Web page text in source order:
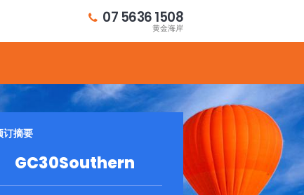
07 5636 1508
黄金海岸
cross 4wd
订摘要
GC30Southern